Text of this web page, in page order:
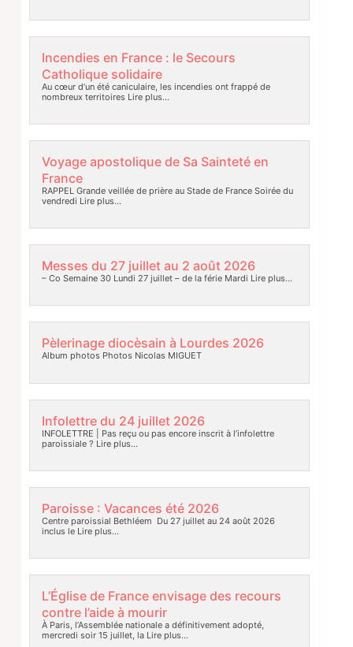
Incendies en France : le Secours
Catholique solidaire
Au cœur d’un été caniculaire, les incendies ont frappé de
nombreux territoires Lire plus…
Voyage apostolique de Sa Sainteté en
France
RAPPEL Grande veillée de prière au Stade de France Soirée du
vendredi Lire plus…
Messes du 27 juillet au 2 août 2026
– Co Semaine 30 Lundi 27 juillet – de la férie Mardi Lire plus…
Pèlerinage diocèsain à Lourdes 2026
Album photos Photos Nicolas MIGUET
Infolettre du 24 juillet 2026
INFOLETTRE | Pas reçu ou pas encore inscrit à l’infolettre
paroissiale ? Lire plus…
Paroisse : Vacances été 2026
Centre paroissial Bethléem Du 27 juillet au 24 août 2026
inclus leLire plus…
L’Église de France envisage des recours
contre l’aide à mourir
À Paris, l’Assemblée nationale a définitivement adopté,
mercredi soir 15 juillet, laLire plus…